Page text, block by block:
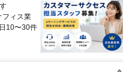
フィス業
10〜30件